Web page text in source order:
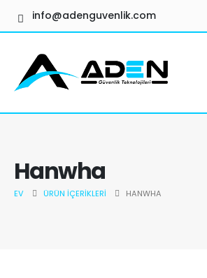
info@adenguvenlik.com
Hanwha
EV ÜRÜN İÇERIKLERI HANWHA